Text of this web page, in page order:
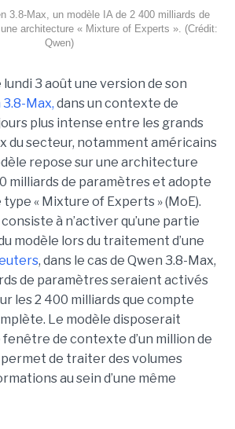
3.8-Max, un modèle IA de 2 400 milliards de
architecture « Mixture of Experts ». (Crédit:
Qwen)
3 août une version de son
Max, dans un contexte de
plus intense entre les grands
du secteur, notamment américains
repose sur une architecture
milliards de paramètres et adopte
« Mixture of Experts » (MoE).
à n’activer qu’une partie
modèle lors du traitement d’une
, dans le cas de Qwen 3.8-Max,
de paramètres seraient activés
les 2 400 milliards que compte
Le modèle disposerait
fenêtre de contexte d’un million de
de traiter des volumes
au sein d’une même